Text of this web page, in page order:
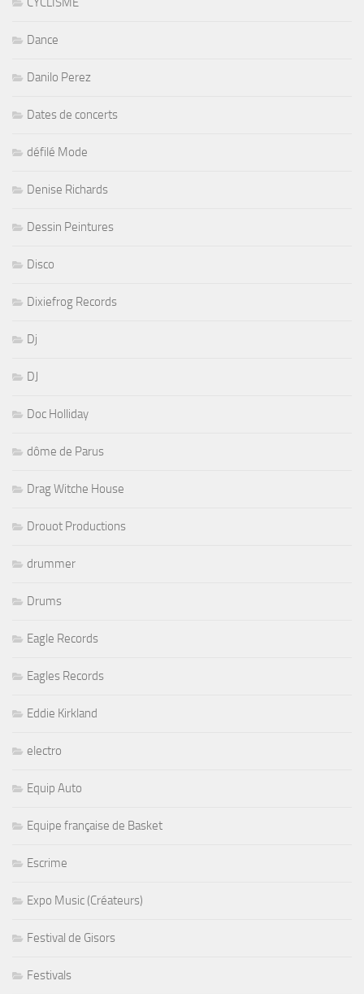
Dance
Danilo Perez
Dates de concerts
défilé Mode
Denise Richards
Dessin Peintures
Disco
Dixiefrog Records
Dj
DJ
Doc Holliday
dôme de Parus
Drag Witche House
Drouot Productions
drummer
Drums
Eagle Records
Eagles Records
Eddie Kirkland
electro
Equip Auto
Equipe française de Basket
Escrime
Expo Music (Créateurs)
Festival de Gisors
Festivals